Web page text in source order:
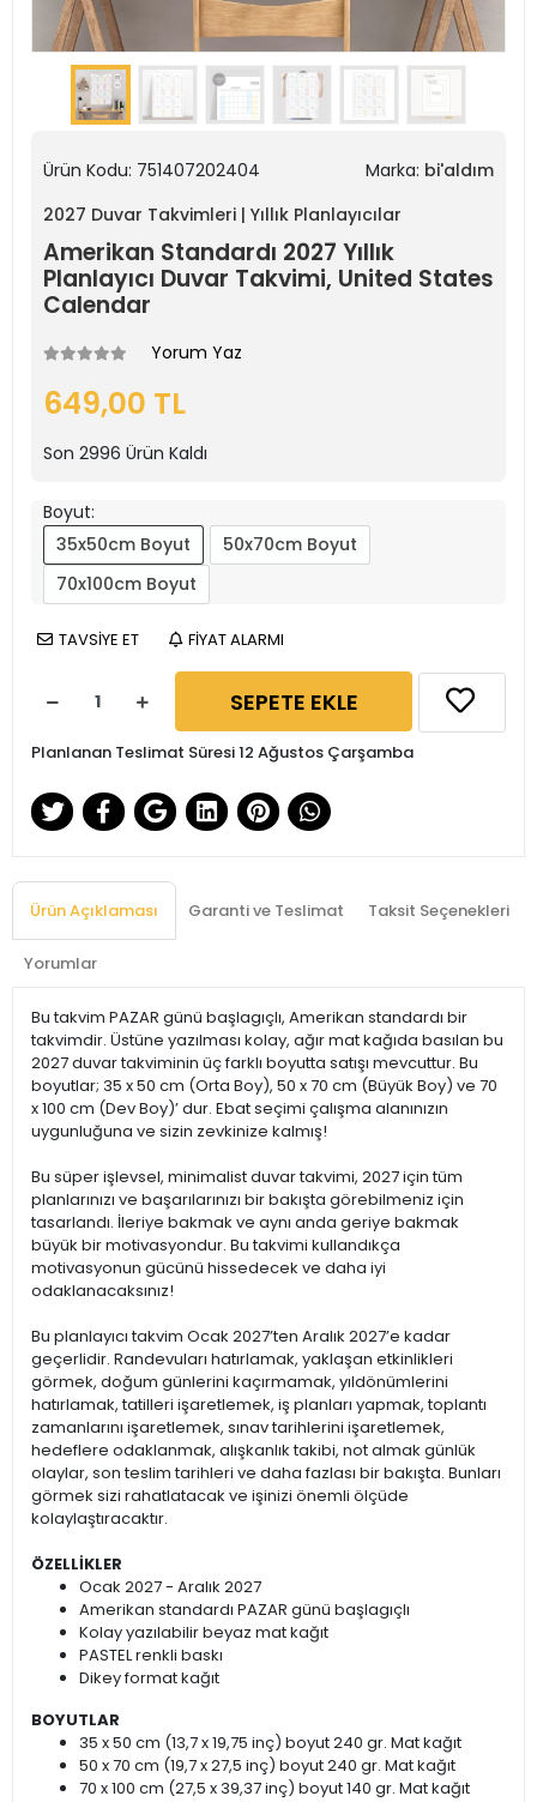
Ürün Kodu: 751407202404 Marka: bi'aldım
2027 Duvar Takvimleri | Yıllık Planlayıcılar
Amerikan Standardı 2027 Yıllık
Planlayıcı Duvar Takvimi, United States
Calendar
Yorum Yaz
649,00 TL
Son 2996 Ürün Kaldı
Boyut:
35x50cm Boyut
50x70cm Boyut
70x100cm Boyut
TAVSİYE ET FİYAT ALARMI
SEPETE EKLE
Planlanan Teslimat Süresi 12 Ağustos Çarşamba
Ürün Açıklaması Garanti ve Teslimat Taksit Seçenekleri
Yorumlar
Bu takvim PAZAR günü başlagıçlı, Amerikan standardı bir
takvimdir. Üstüne yazılması kolay, ağır mat kağıda basılan bu
2027 duvar takviminin üç farklı boyutta satışı mevcuttur. Bu
boyutlar; 35 x 50 cm (Orta Boy), 50 x 70 cm (Büyük Boy) ve 70
x 100 cm (Dev Boy)’ dur. Ebat seçimi çalışma alanınızın
uygunluğuna ve sizin zevkinize kalmış!
Bu süper işlevsel, minimalist duvar takvimi, 2027 için tüm
planlarınızı ve başarılarınızı bir bakışta görebilmeniz için
tasarlandı. İleriye bakmak ve aynı anda geriye bakmak
büyük bir motivasyondur. Bu takvimi kullandıkça
motivasyonun gücünü hissedecek ve daha iyi
odaklanacaksınız!
Bu planlayıcı takvim Ocak 2027’ten Aralık 2027’e kadar
geçerlidir. Randevuları hatırlamak, yaklaşan etkinlikleri
görmek, doğum günlerini kaçırmamak, yıldönümlerini
hatırlamak, tatilleri işaretlemek, iş planları yapmak, toplantı
zamanlarını işaretlemek, sınav tarihlerini işaretlemek,
hedeflere odaklanmak, alışkanlık takibi, not almak günlük
olaylar, son teslim tarihleri ve daha fazlası bir bakışta. Bunları
görmek sizi rahatlatacak ve işinizi önemli ölçüde
kolaylaştıracaktır.
ÖZELLİKLER
Ocak 2027 - Aralık 2027
Amerikan standardı PAZAR günü başlagıçlı
Kolay yazılabilir beyaz mat kağıt
PASTEL renkli baskı
Dikey format kağıt
BOYUTLAR
35 x 50 cm (13,7 x 19,75 inç) boyut 240 gr. Mat kağıt
50 x 70 cm (19,7 x 27,5 inç) boyut 240 gr. Mat kağıt
70 x 100 cm (27,5 x 39,37 inç) boyut 140 gr. Mat kağıt